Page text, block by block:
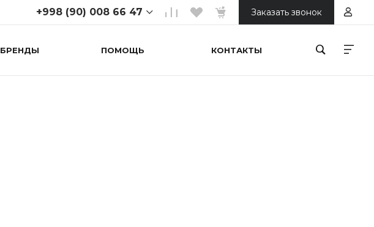
+998 (90) 008 66 47
+998 (90) 008 66 47
Заказать звонок
БРЕНДЫ ПОМОЩЬ КОНТАКТЫ